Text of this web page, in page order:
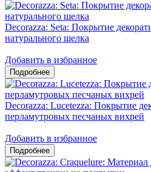
Decorazza: Seta: Покрытие
натурального шелка
Добавить в избранное
Decorazza: Lucetezza: Покрытие
перламутровых песчаных вихрей
Добавить в избранное